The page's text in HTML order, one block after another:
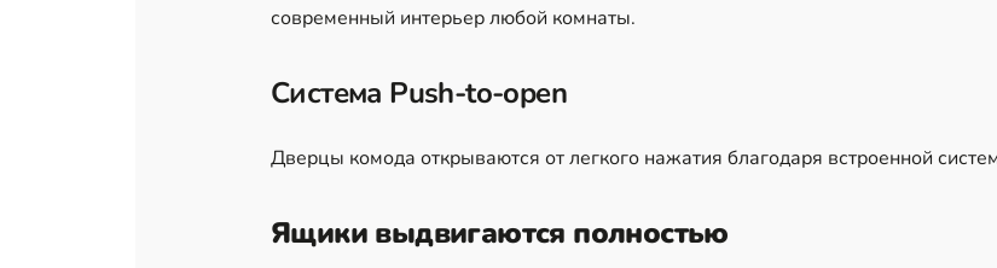
современный интерьер любой комнаты.
Система Push-to-open
Дверцы комода открываются от легкого нажатия благодаря встроенной
Ящики выдвигаются полностью